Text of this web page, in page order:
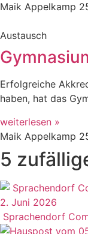
Maik Appelkamp
Austausch
Erfolgreiche
haben, hat das
weiterlesen »
Maik Appelkamp
5
2. Juni 2026
Sprachendorf